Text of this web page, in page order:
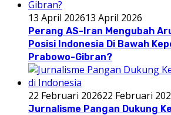
13 April 202613 April 2026
Perang AS-Iran Mengubah
Posisi Indonesia Di Bawah
Prabowo-Gibran?
22 Februari 202622 Februari
Jurnalisme Pangan Dukung